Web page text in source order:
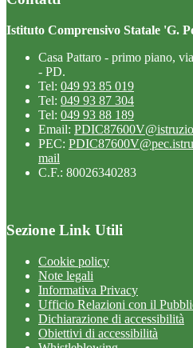
Istituto Comprensivo Statale 'G.
Casa Pattaro - primo piano,
- PD.
Tel: 049 93 85 019
Tel: 049 93 87 304
Tel: 049 93 88 189
Email:
PEC:
mail
C.F.: 80026340283
Sezione Link Utili
Cookie policy
Note legali
Informativa Privacy
Ufficio Relazioni con il
Dichiarazione di accessibilità
Obiettivi di accessibilità